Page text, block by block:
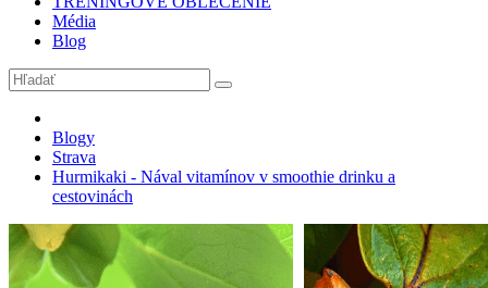
Média
Blog
Blogy
Strava
Hurmikaki - Nával vitamínov v smoothie drinku a
cestovinách